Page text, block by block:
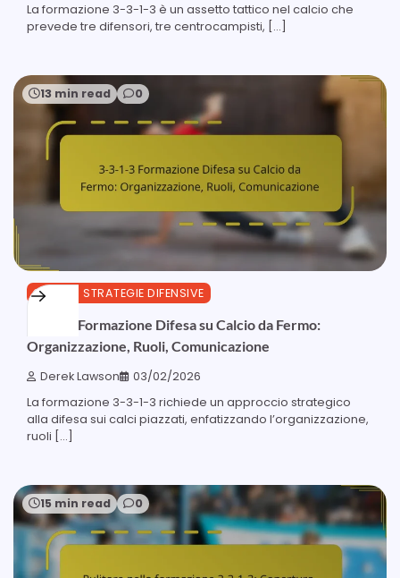
La formazione 3-3-1-3 è un assetto tattico nel calcio che
prevede tre difensori, tre centrocampisti, […]
13 min read 0
3-3-1-3 STRATEGIE DIFENSIVE
3-3-1-3 Formazione Difesa su Calcio da Fermo:
Organizzazione, Ruoli, Comunicazione
Derek Lawson 03/02/2026
La formazione 3-3-1-3 richiede un approccio strategico
alla difesa sui calci piazzati, enfatizzando l’organizzazione,
ruoli […]
15 min read 0